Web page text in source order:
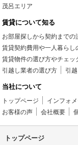
茂呂エリア
賃貸について知る
お部屋探しから契約までの
賃貸契約費用や一人暮らし
賃貸物件の選び方やチェッ
引越し業者の選び方
引
当社について
トップページ インフォ
お客様の声
会社概要
トップページ